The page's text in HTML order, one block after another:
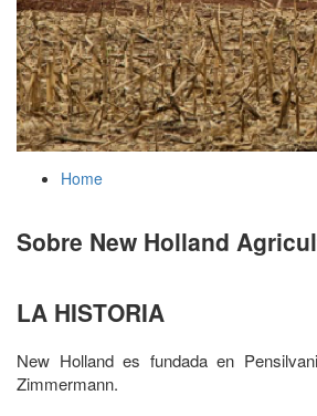
Home
Sobre New Holland
LA HISTORIA
New Holland es fundada en
Zimmermann.